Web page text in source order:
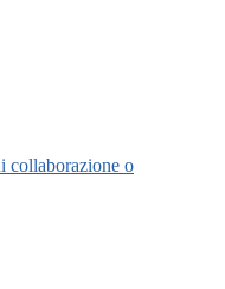
collaborazione o